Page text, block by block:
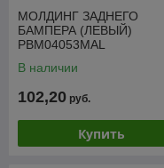
МОЛДИНГ ЗАДНЕГО
БАМПЕРА (ЛЕВЫЙ)
PBM04053MAL
В наличии
102,20 руб.
Купить